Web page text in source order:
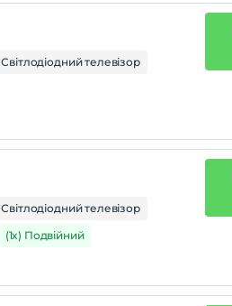
Світлодіодний телевізор
Світлодіодний телевізор
(1x) Подвійний